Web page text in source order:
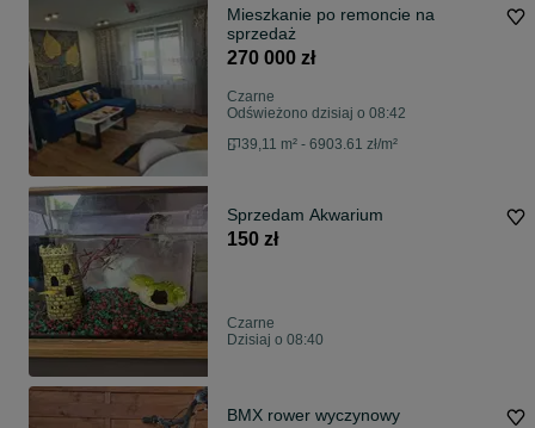
Mieszkanie po remoncie na
sprzedaż
270 000 zł
Czarne
Odświeżono dzisiaj o 08:42
39,11 m² - 6903.61 zł/m²
Sprzedam Akwarium
150 zł
Czarne
Dzisiaj o 08:40
BMX rower wyczynowy